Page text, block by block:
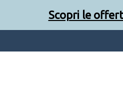
Scopri le